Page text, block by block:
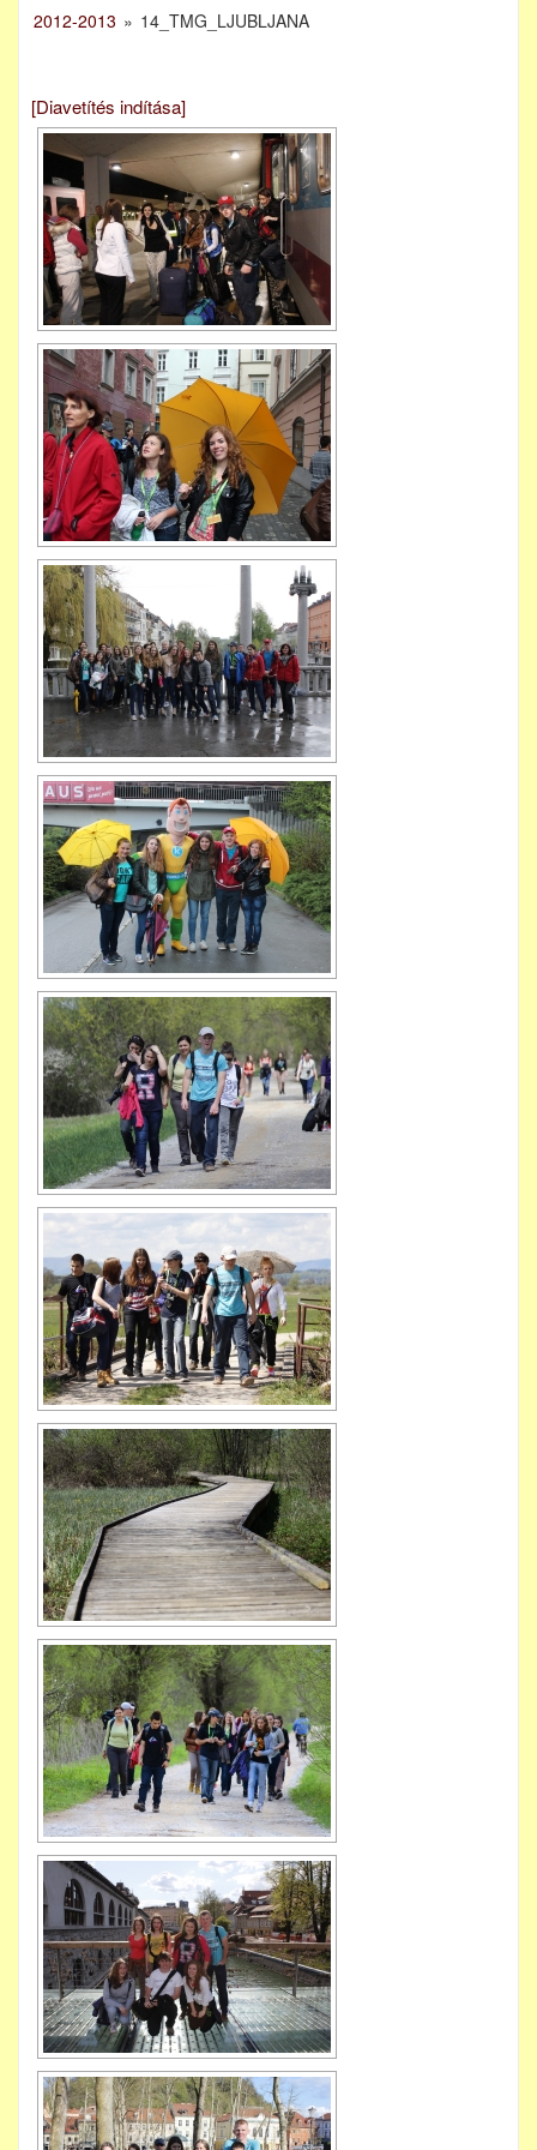
2012-2013 » 14_TMG_LJUBLJANA
[Diavetítés indítása]